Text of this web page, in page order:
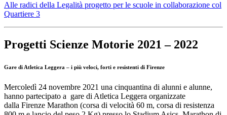
Alle radici della Legalità progetto per le scuole in collaborazione col
Quartiere 3
Progetti Scienze Motorie 2021 – 2022
Gare di Atletica Leggera – i più veloci, forti e resistenti di Firenze
Mercoledì 24 novembre 2021 una cinquantina di alunni e alunne,
hanno partecipato a gare di Atletica Leggera organizzate
dalla Firenze Marathon (corsa di velocità 60 m, corsa di resistenza